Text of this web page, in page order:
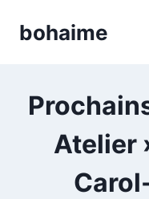
bohaime
Atelier